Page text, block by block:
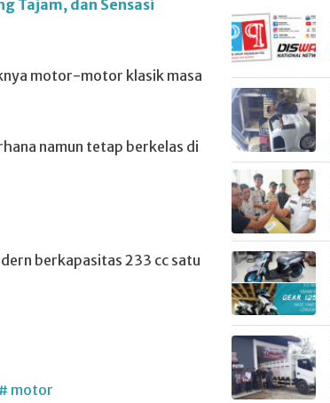
Tajam, dan Sensasi
motor-motor klasik masa
namun tetap berkelas di
berkapasitas 233 cc satu
# motor